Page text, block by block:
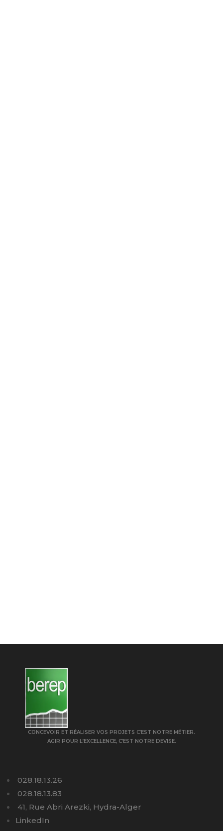
CONCEVOIR ET RÉALISER VOS PROJETS C’EST NOTRE MÉTIER.
AGIR POUR L’EXCELLENCE, C’EST NOTRE DEVISE.
028.18.13.26
028.18.13.83
41, Rue Abri Arezki, Hydra-Alger
LinkedIn